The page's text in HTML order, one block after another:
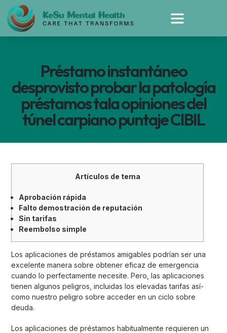
Préstamo instantáneo
desprovisto probar la patologí­a
préstamos tala opiniones del
túnel carpiano puntaje CIBIL
Artículos de tema
Aprobación rápida
Falto demostración de reputación
Sin tarifas
Reembolso simple
Los aplicaciones de préstamos amigables podrían ser una
excelente manera sobre obtener eficaz de emergencia
cuando lo perfectamente necesite. Pero, las aplicaciones
tienen algunos peligros, incluidas los elevadas tarifas así­
como nuestro peligro sobre acceder en un ciclo sobre
deuda.
Los aplicaciones de préstamos habitualmente requieren un